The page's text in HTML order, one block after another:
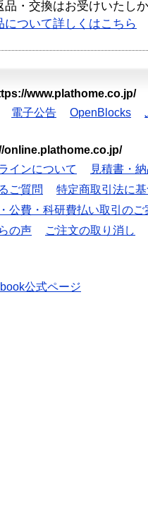
品・交換はお受けいたし
について詳しくはこちら
www.plathome.co.jp/
電子公告 OpenBlocks
online.plathome.co.jp/
インについて
見積書・
ご質問
特定商取引法に
公費・科研費払い取引のご
の声 ご注文の取り消し
公式ページ